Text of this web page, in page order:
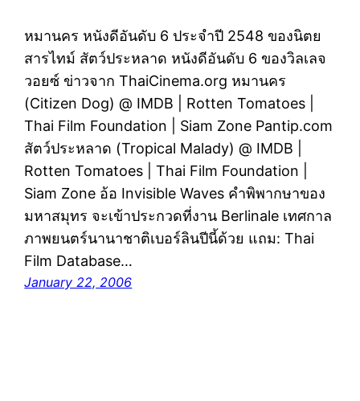
หมานคร หนังดีอันดับ 6 ประจำปี 2548 ของนิตย
สารไทม์ สัตว์ประหลาด หนังดีอันดับ 6 ของวิลเลจ
วอยซ์ ข่าวจาก ThaiCinema.org หมานคร
(Citizen Dog) @ IMDB | Rotten Tomatoes |
Thai Film Foundation | Siam Zone Pantip.com
สัตว์ประหลาด (Tropical Malady) @ IMDB |
Rotten Tomatoes | Thai Film Foundation |
Siam Zone อ้อ Invisible Waves คำพิพากษาของ
มหาสมุทร จะเข้าประกวดที่งาน Berlinale เทศกาล
ภาพยนตร์นานาชาติเบอร์ลินปีนี้ด้วย แถม: Thai
Film Database…
January 22, 2006